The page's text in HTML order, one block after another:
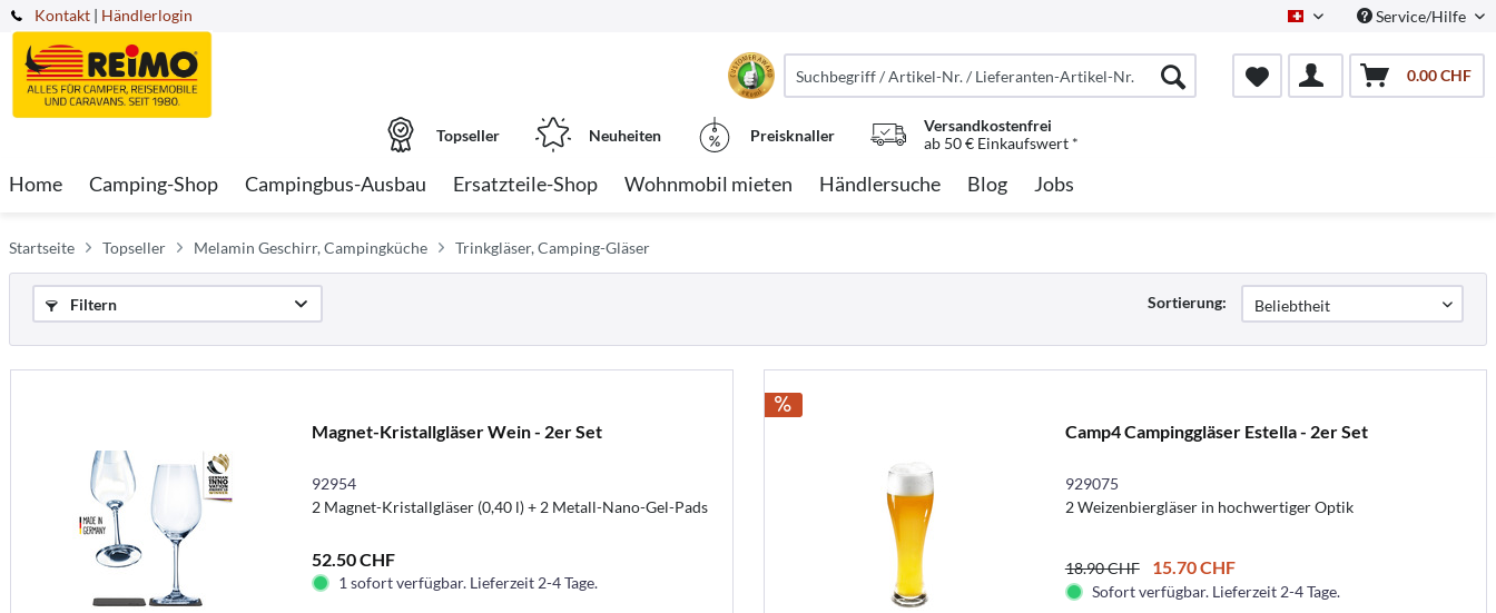
Kontakt Schweiz/DeutschService/Hilfe
| Händlerlogin
0.00 CHF
Topseller Neuheiten Preisknaller
Versandkostenfrei
ab 50 € Einkaufswert *
Home Camping-Shop Campingbus-Ausbau Ersatzteile-Shop Wohnmobil mieten Händlersuche Blog Jobs
Startseite Topseller Melamin Geschirr, Campingküche Trinkgläser, Camping-Gläser
Filtern Sortierung:
Magnet-Kristallgläser Wein - 2er Set
92954
2 Magnet-Kristallgläser (0,40 l) + 2 Metall-Nano-Gel-Pads
52.50 CHF
1 sofort verfügbar. Lieferzeit 2-4 Tage.
Camp4 Campinggläser Estella - 2er Set
929075
2 Weizenbiergläser in hochwertiger Optik
18.90 CHF 15.70 CHF
Sofort verfügbar. Lieferzeit 2-4 Tage.